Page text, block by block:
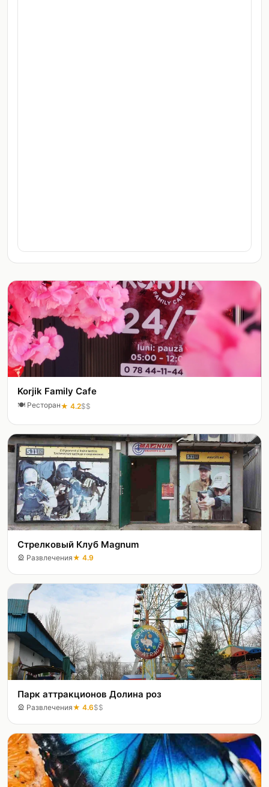
Korjik Family Cafe
🍽️ Ресторан★ 4.2$$
Стрелковый Клуб Magnum
🎡 Развлечения★ 4.9
Парк аттракционов Долина роз
🎡 Развлечения★ 4.6$$